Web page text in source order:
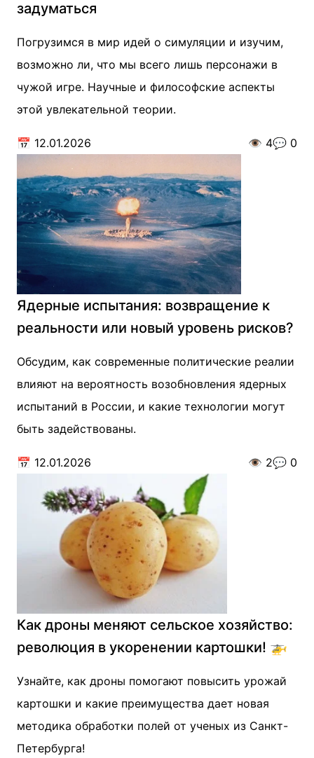
задуматься
Погрузимся в мир идей о симуляции и изучим,
возможно ли, что мы всего лишь персонажи в
чужой игре. Научные и философские аспекты
этой увлекательной теории.
📅 12.01.2026 👁️ 4💬 0
Ядерные испытания: возвращение к
реальности или новый уровень рисков?
Обсудим, как современные политические реалии
влияют на вероятность возобновления ядерных
испытаний в России, и какие технологии могут
быть задействованы.
📅 12.01.2026 👁️ 2💬 0
Как дроны меняют сельское хозяйство:
революция в укоренении картошки! 🚁
Узнайте, как дроны помогают повысить урожай
картошки и какие преимущества дает новая
методика обработки полей от ученых из Санкт-
Петербурга!